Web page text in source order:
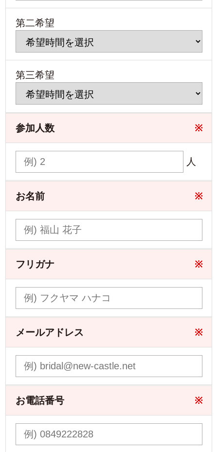
第二希望
第三希望
参加人数 ※
人
お名前 ※
フリガナ ※
メールアドレス ※
お電話番号 ※